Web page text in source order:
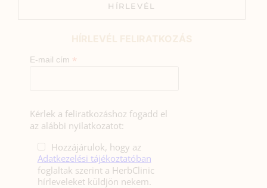
HÍRLEVÉL
E-mail cím *
Kérlek a feliratkozáshoz fogadd el
az alábbi nyilatkozatot:
Hozzájárulok, hogy az
Adatkezelési tájékoztatóban
foglaltak szerint a HerbClinic
hírleveleket küldjön nekem.